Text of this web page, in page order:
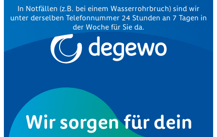
In Notfällen (z.B. bei einem Wasserrohrbruch) sind wir
unter derselben Telefonnummer 24 Stunden an 7 Tagen in
der Woche für Sie da.
Wir sorgen für dein